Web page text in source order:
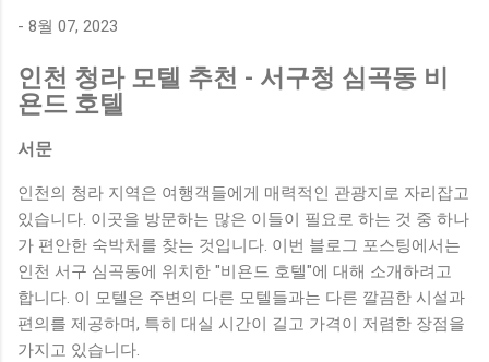
- 8월 07, 2023
인천 청라 모텔 추천 - 서구청 심곡동 비
욘드 호텔
서문
인천의 청라 지역은 여행객들에게 매력적인 관광지로 자리잡고
있습니다. 이곳을 방문하는 많은 이들이 필요로 하는 것 중 하나
가 편안한 숙박처를 찾는 것입니다. 이번 블로그 포스팅에서는
인천 서구 심곡동에 위치한 "비욘드 호텔"에 대해 소개하려고
합니다. 이 모텔은 주변의 다른 모텔들과는 다른 깔끔한 시설과
편의를 제공하며, 특히 대실 시간이 길고 가격이 저렴한 장점을
가지고 있습니다.